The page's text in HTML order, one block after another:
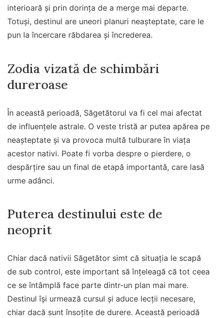
interioară și prin dorința de a merge mai departe.
Totuși, destinul are uneori planuri neașteptate, care le
pun la încercare răbdarea și încrederea.
Zodia vizată de schimbări
dureroase
În această perioadă, Săgetătorul va fi cel mai afectat
de influențele astrale. O veste tristă ar putea apărea pe
neașteptate și va provoca multă tulburare în viața
acestor nativi. Poate fi vorba despre o pierdere, o
despărțire sau un final de etapă importantă, care lasă
urme adânci.
Puterea destinului este de
neoprit
Chiar dacă nativii Săgetător simt că situația le scapă
de sub control, este important să înțeleagă că tot ceea
ce se întâmplă face parte dintr-un plan mai mare.
Destinul își urmează cursul și aduce lecții necesare,
chiar dacă sunt însoțite de durere. Această perioadă